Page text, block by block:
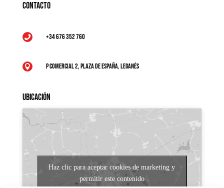
Contacto
 +34 676 352 760
 P Comercial 2, Plaza de España, Leganés
Ubicación
Haz clic para aceptar cookies de marketing y
permitir este contenido